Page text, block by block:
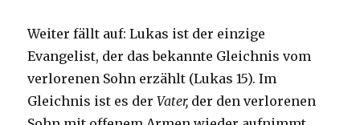
Weiter fällt auf: Lukas ist der einzige
Evangelist, der das bekannte Gleichnis vom
verlorenen Sohn erzählt (Lukas 15). Im
Gleichnis ist es derVater, der den verlorenen